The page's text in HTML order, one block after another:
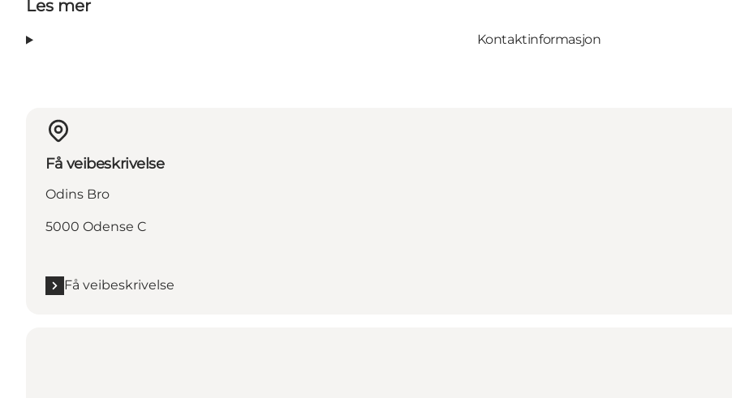
Les mer
Kontaktinformasjon
Få veibeskrivelse
Odins Bro
5000 Odense C
Få veibeskrivelse